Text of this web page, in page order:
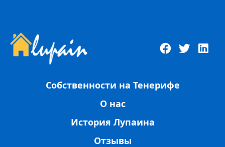
Собственности на Тенерифе
О нас
История Лупаина
Отзывы